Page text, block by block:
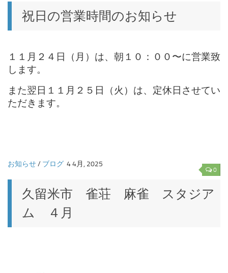
祝日の営業時間のお知らせ
１１月２４日（ 月 ）は、朝１０：００〜に営業致
します。
また翌日１１月２５日（火）は、定休日させてい
ただきます。
0
お知らせ/ ブログ 4 4月, 2025
久留米市 雀荘 麻雀 スタジア
ム ４月